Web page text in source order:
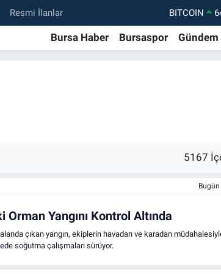
Resmi İlanlar BITCOIN
DOLAR
Bursa Haber Bursaspor Gündem
5167
Orman Yangını Kontrol Altında
çıkan yangın, ekiplerin havadan ve karadan
soğutma çalışmaları sürüyor.